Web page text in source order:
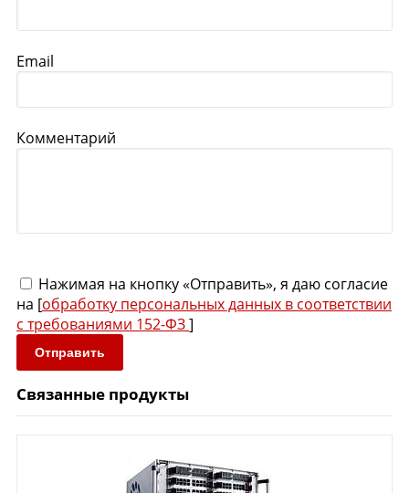
Email
Комментарий
Нажимая на кнопку «Отправить», я даю согласие
на [обработку персональных данных в соответствии
с требованиями 152-ФЗ]
Отправить
Связанные продукты